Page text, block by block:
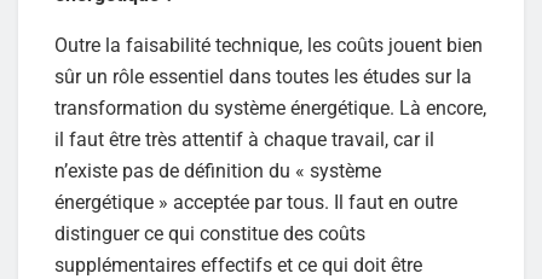
Outre la faisabilité technique, les coûts jouent bien
sûr un rôle essentiel dans toutes les études sur la
transformation du système énergétique. Là encore,
il faut être très attentif à chaque travail, car il
n’existe pas de définition du « système
énergétique » acceptée par tous. Il faut en outre
distinguer ce qui constitue des coûts
supplémentaires effectifs et ce qui doit être